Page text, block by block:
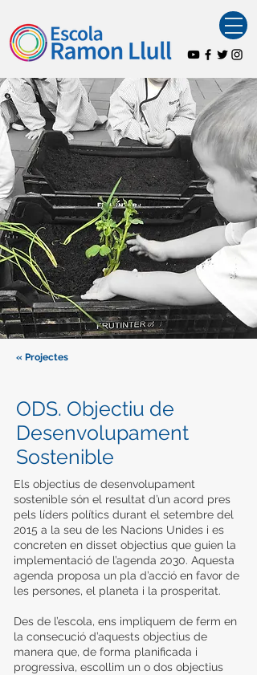
« Projectes
ODS. Objectiu de
Desenvolupament
Sostenible
Els objectius de desenvolupament
sostenible són el resultat d’un acord pres
pels líders polítics durant el setembre del
2015 a la seu de les Nacions Unides i es
concreten en disset objectius que guien la
implementació de l’agenda 2030. Aquesta
agenda proposa un pla d’acció en favor de
les persones, el planeta i la prosperitat.
Des de l’escola, ens impliquem de ferm en
la consecució d’aquests objectius de
manera que, de forma planificada i
progressiva, escollim un o dos objectius